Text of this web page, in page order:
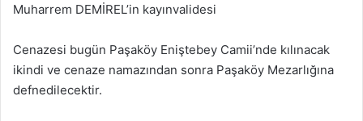
Muharrem DEMİREL’in kayınvalidesi
Cenazesi bugün Paşaköy Eniştebey Camii’nde kılınacak
ikindi ve cenaze namazından sonra Paşaköy Mezarlığına
defnedilecektir.